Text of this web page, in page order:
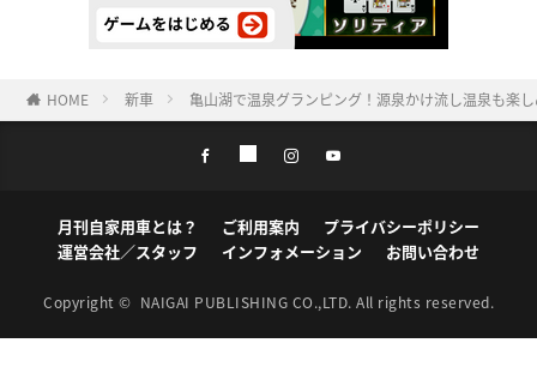
HOME 新車 亀山湖で温泉グランピング！源泉かけ流し温泉も楽
月刊自家用車とは？ ご利用案内
プライバシーポリシー
運営会社／スタッフ
インフォメーション お問い合わせ
Copyright © NAIGAI PUBLISHING CO.,LTD. All rights reserved.